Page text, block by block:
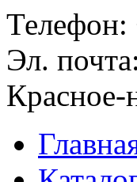
Телефон:
Эл. почта:
Красное-